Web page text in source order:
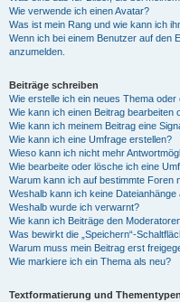
Wie verwende ich einen Avatar?
Was ist mein Rang und wie kann ich
Wenn ich bei einem Benutzer auf den
anzumelden.
Beiträge schreiben
Wie erstelle ich ein neues Thema oder
Wie kann ich einen Beitrag bearbeiten
Wie kann ich meinem Beitrag eine
Wie kann ich eine Umfrage erstellen?
Wieso kann ich nicht mehr
Wie bearbeite oder lösche ich eine
Warum kann ich auf bestimmte Foren
Weshalb kann ich keine Dateianhänge
Weshalb wurde ich verwarnt?
Wie kann ich Beiträge den
Was bewirkt die „Speichern“-
Warum muss mein Beitrag erst
Wie markiere ich ein Thema als neu?
Textformatierung und Thementypen